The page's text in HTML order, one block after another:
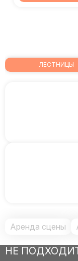
ЛЕСТНИЦЫ
Аренда сцены
НЕ